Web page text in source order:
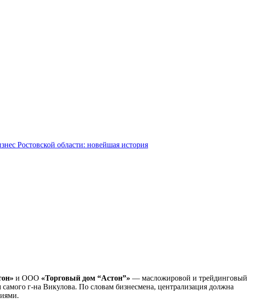
Ростовской области: новейшая история
и ООО «Торговый дом “Астон”» — масложировой и трейдинговый
г-на Викулова. По словам бизнесмена, централизация должна